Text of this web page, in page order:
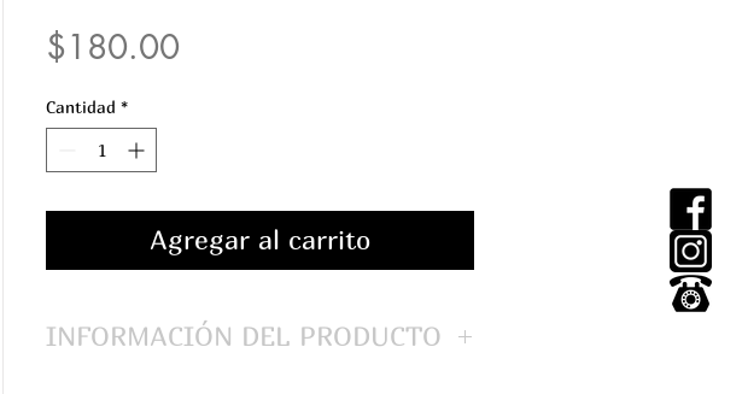
$180.00
Cantidad *
Agregar al carrito
INFORMACIÓN DEL PRODUCTO